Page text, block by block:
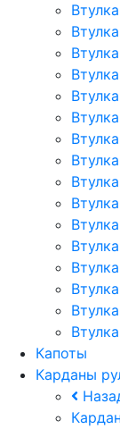
Капоты
Карданы